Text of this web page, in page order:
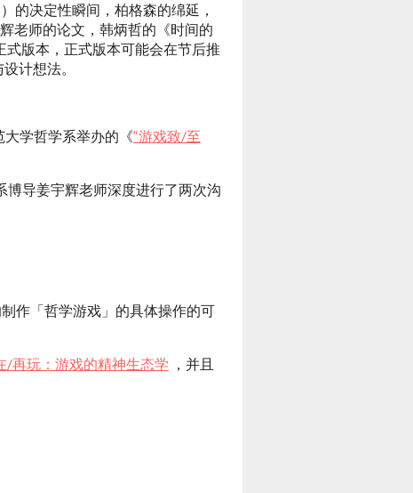
的决定性瞬间，柏格森的绵延，
老师的论文，韩炳哲的《时间的
版本，正式版本可能会在节后推
计想法。
学哲学系举办的《“游戏致/至
导姜宇辉老师深度进行了两次沟
作「哲学游戏」的具体操作的可
/再玩：游戏的精神生态学 ，并且